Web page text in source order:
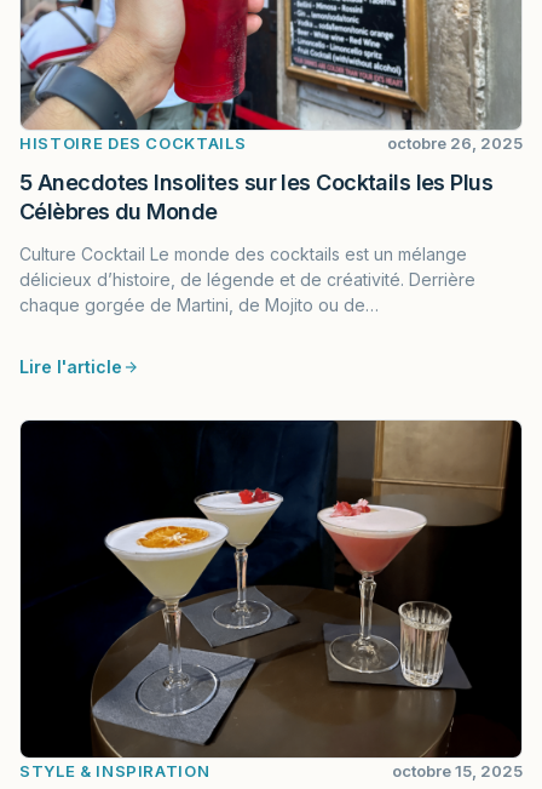
HISTOIRE DES COCKTAILS octobre 26, 2025
5 Anecdotes Insolites sur les Cocktails les Plus
Célèbres du Monde
Culture Cocktail Le monde des cocktails est un mélange
délicieux d’histoire, de légende et de créativité. Derrière
chaque gorgée de Martini, de Mojito ou de…
Lire l'article
STYLE & INSPIRATION octobre 15, 2025